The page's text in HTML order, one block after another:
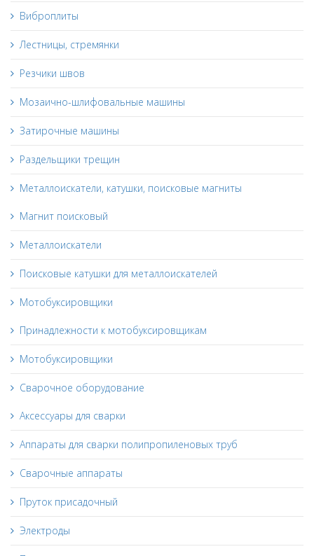
Виброплиты
Лестницы, стремянки
Резчики швов
Мозаично-шлифовальные машины
Затирочные машины
Раздельщики трещин
Металлоискатели, катушки, поисковые магниты
Магнит поисковый
Металлоискатели
Поисковые катушки для металлоискателей
Мотобуксировщики
Принадлежности к мотобуксировщикам
Мотобуксировщики
Сварочное оборудование
Аксессуары для сварки
Аппараты для сварки полипропиленовых труб
Сварочные аппараты
Пруток присадочный
Электроды